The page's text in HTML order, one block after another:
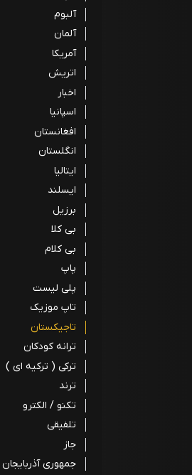
آلبوم
آلمان
آمریکا
اتریش
اخبار
اسپانیا
افغانستان
انگلستان
ایتالیا
ایسلند
برزیل
بی کلا
بی کلام
پاپ
پلی لیست
تاپ موزیک
تاجیکستان
ترانه کودکان
ترکی ( ترکیه ای )
ترند
تکنو / الکترو
تلفیقی
جاز
جمهوری آذربایجان